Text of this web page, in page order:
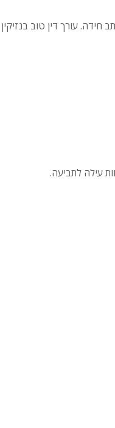
חידה. עורך דין טוב בנזיקין
עילה לתביעה.